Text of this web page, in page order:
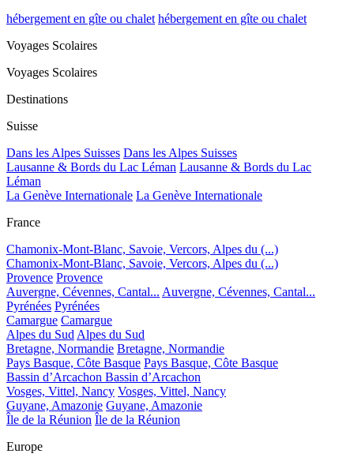
hébergement en gîte ou chalet hébergement en gîte ou chalet
Voyages Scolaires
Voyages Scolaires
Destinations
Suisse
Dans les Alpes Suisses Dans les Alpes Suisses
Lausanne & Bords du Lac Léman Lausanne & Bords du Lac
Léman
La Genève Internationale La Genève Internationale
France
Chamonix-Mont-Blanc, Savoie, Vercors, Alpes du (...)
Chamonix-Mont-Blanc, Savoie, Vercors, Alpes du (...)
Provence Provence
Auvergne, Cévennes, Cantal... Auvergne, Cévennes, Cantal...
Pyrénées Pyrénées
Camargue Camargue
Alpes du Sud Alpes du Sud
Bretagne, Normandie Bretagne, Normandie
Pays Basque, Côte Basque Pays Basque, Côte Basque
Bassin d’Arcachon Bassin d’Arcachon
Vosges, Vittel, Nancy Vosges, Vittel, Nancy
Guyane, Amazonie Guyane, Amazonie
Île de la Réunion Île de la Réunion
Europe